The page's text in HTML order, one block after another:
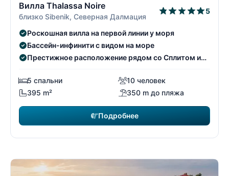
Вилла Thalassa Noire
близко Sibenik, Северная Далмация
5
Роскошная вилла на первой линии у моря
Бассейн-инфинити с видом на море
Престижное расположение рядом со Сплитом и
5 спальни
10 человек
395 m²
350 m до пляжа
Подробнее